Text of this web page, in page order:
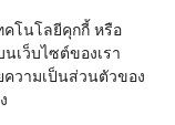
คโนโลยีคุกกี้ หรือ
เว็บไซต์ของเรา
วามเป็นส่วนตัวของ